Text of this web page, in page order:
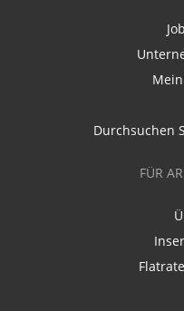
Durchsuchen
FÜR